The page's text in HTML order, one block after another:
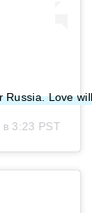
Love
3:23 PST